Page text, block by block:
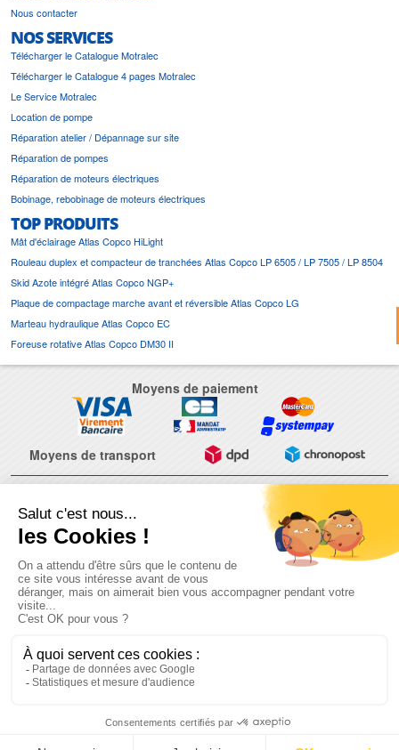
Nous contacter
NOS SERVICES
Télécharger le Catalogue Motralec
Télécharger le Catalogue 4 pages Motralec
Le Service Motralec
Location de pompe
Réparation atelier / Dépannage sur site
Réparation de pompes
Réparation de moteurs électriques
Bobinage, rebobinage de moteurs électriques
TOP PRODUITS
Mât d'éclairage Atlas Copco HiLight
Rouleau duplex et compacteur de tranchées Atlas Copco LP 6505 / LP 7505 / LP 8504
Skid Azote intégré Atlas Copco NGP+
Plaque de compactage marche avant et réversible Atlas Copco LG
Marteau hydraulique Atlas Copco EC
Foreuse rotative Atlas Copco DM30 II
Moyens de paiement
Moyens de transport
CGVMentions légalesContact
© 2026 - Motralec, All rights reserved. | Création :
Note moyenne de4.9/5calculée à partir de